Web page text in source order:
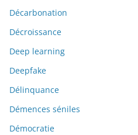
Décarbonation
Décroissance
Deep learning
Deepfake
Délinquance
Démences séniles
Démocratie